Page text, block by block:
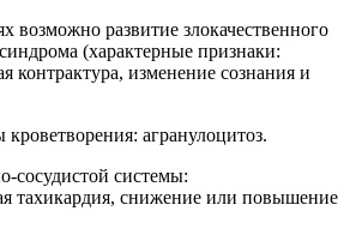
возможно развитие злокачественного
(характерные признаки:
контрактура, изменение сознания и
агранулоцитоз.
сосудистой системы:
тахикардия, снижение или повышение